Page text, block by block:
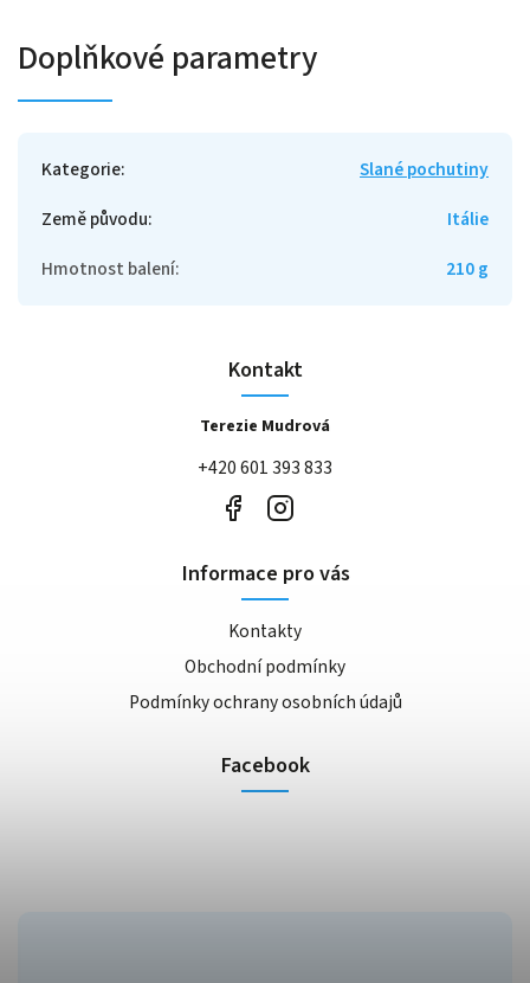
Doplňkové parametry
Kategorie:
Slané pochutiny
Země původu:
Itálie
Hmotnost balení: 210 g
Kontakt
Terezie Mudrová
+420 601 393 833
Informace pro vás
Kontakty
Obchodní podmínky
Podmínky ochrany osobních údajů
Facebook